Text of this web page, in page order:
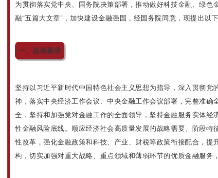
为贯彻落实党中央、国务院决策部署，推动做好科技金融、绿色
融“五篇大文章”，加快建设金融强国，经国务院同意，现提出以
一、总体要求
坚持以习近平新时代中国特色社会主义思想为指导，深入贯彻党
神，落实中央经济工作会议、中央金融工作会议部署，完整准确
全，坚持和加强党对金融工作的全面领导，坚持金融服务实体经
性金融风险底线。顺应经济社会高质量发展的战略需要、阶段特
性改革，强化金融政策和科技、产业、财税等政策衔接配合，提
构，切实加强对重大战略、重点领域和薄弱环节的优质金融服务